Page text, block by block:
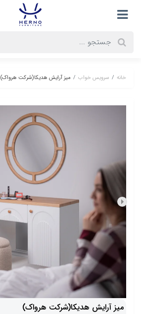
خانه سرویس خواب میز آرایش هدیکا(شرکت هرواک)
میز آرایش هدیکا(شرکت هرواک)